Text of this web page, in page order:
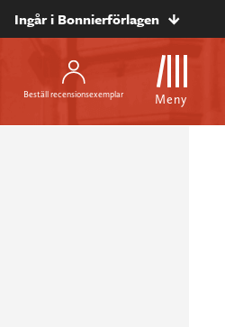
Ingår i Bonnierförlagen
Beställ recensionsexemplar Meny